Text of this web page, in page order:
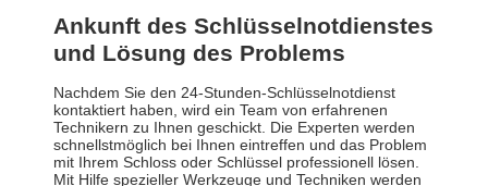
Ankunft des Schlüsselnotdienstes
und Lösung des Problems
Nachdem Sie den 24-Stunden-Schlüsselnotdienst
kontaktiert haben, wird ein Team von erfahrenen
Technikern zu Ihnen geschickt. Die Experten werden
schnellstmöglich bei Ihnen eintreffen und das Problem
mit Ihrem Schloss oder Schlüssel professionell lösen.
Mit Hilfe spezieller Werkzeuge und Techniken werden